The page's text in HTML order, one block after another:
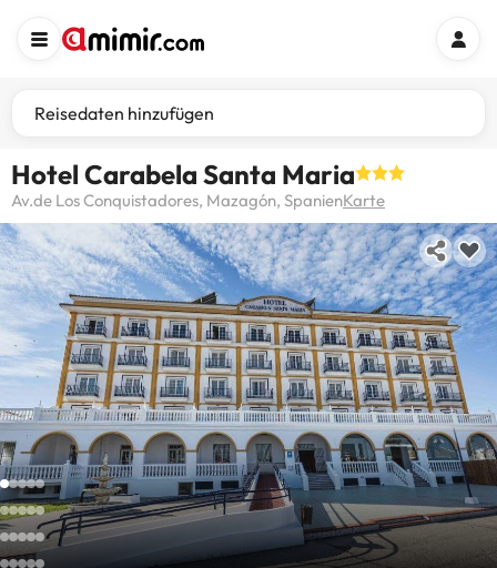
Reisedaten hinzufügen
Hotel Carabela Santa Maria
Av.de Los Conquistadores, Mazagón, SpanienKarte